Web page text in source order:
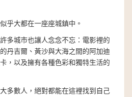
乎大都在一座座城鎮中。
多城市也讓人念念不忘：電影裡的
丹吉爾、黃沙與大海之間的阿加迪
，以及擁有各種色彩和獨特生活的
多數人，絕對都能在這裡找到自己